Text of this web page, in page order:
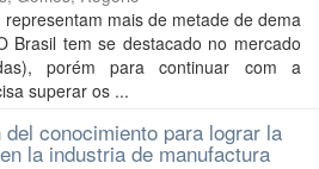
mais de metade de dema
Brasil tem se destacado no mercado
porém para continuar com a
superar os ...
conocimiento para lograr la
la industria de manufactura